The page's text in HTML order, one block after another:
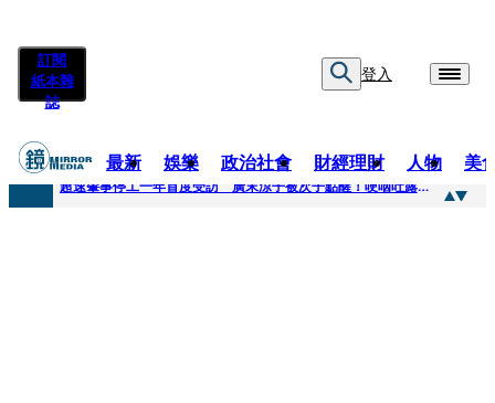
訂閱
紙本雜
誌
登入
最新 娛樂 政治社會 財經理財 人物 美
快訊
超速肇事停工一年首度受訪 廣末涼子被次子點醒！哽咽吐露：不再偽裝完美